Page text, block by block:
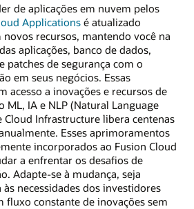
de aplicações em nuvem pelos
Applications é atualizado
recursos, mantendo você na
aplicações, banco de dados,
patches de segurança com o
em seus negócios. Essas
acesso a inovações e recursos de
ML, IA e NLP (Natural Language
Cloud Infrastructure libera centenas
Esses aprimoramentos
incorporados ao Fusion Cloud
a enfrentar os desafios de
Adapte-se à mudança, seja
necessidades dos investidores
fluxo constante de inovações sem